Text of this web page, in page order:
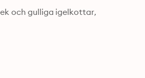
och gulliga igelkottar,